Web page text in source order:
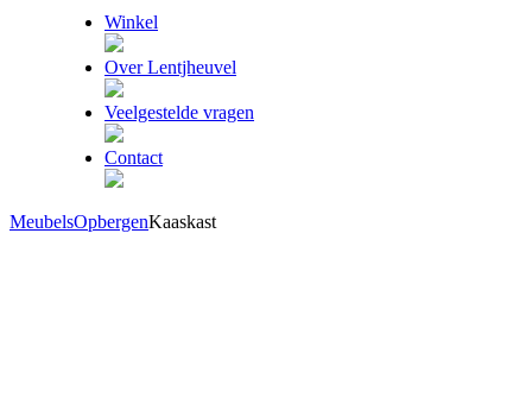
Winkel
Over Lentjheuvel
Veelgestelde vragen
Contact
MeubelsOpbergenKaaskast